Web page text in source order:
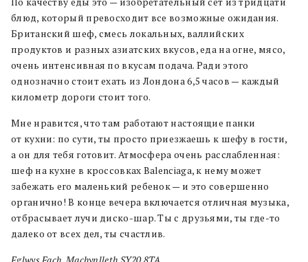
блюд, который превосходит все возможные ожидания.
Британский шеф, смесь локальных, валлийских
продуктов и разных азиатских вкусов, еда на огне, мясо,
очень интенсивная по вкусам подача. Ради этого
однозначно стоит ехать из Лондона 6,5 часов — каждый
километр дороги стоит того.
Мне нравится, что там работают настоящие панки
от кухни: по сути, ты просто приезжаешь к шефу в гости,
а он для тебя готовит. Атмосфера очень расслабленная:
шеф на кухне в кроссовках Balenciaga, к нему может
забежать его маленький ребенок — и это совершенно
органично! В конце вечера включается отличная музыка,
отбрасывает лучи диско-шар. Ты с друзьями, ты где-то
далеко от всех дел, ты счастлив.